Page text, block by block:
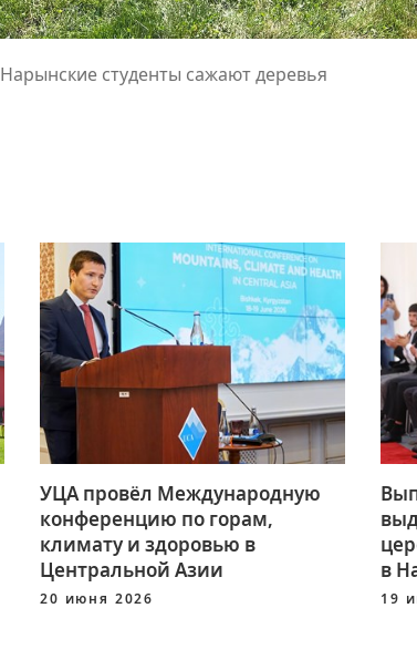
Нарынские студенты сажают деревья
УЦА провёл Международную
конференцию по горам,
климату и здоровью в
Центральной Азии
20 июня 2026
в
19